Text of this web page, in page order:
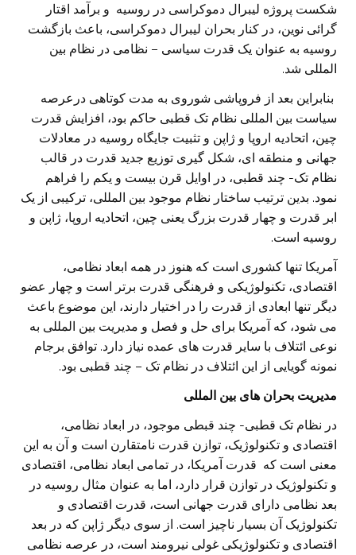
شکست پروژه لیبرال دموکراسی در روسیه و برآمد اقتار
گرائی نوین، در کنار بحران لیبرال دموکراسی، باعث بازگشت
روسیه به عنوان یک قدرت سیاسی – نظامی در نظام بین
المللی شد.
بنابراین بعد از فروپاشی شوروی به مدت کوتاهی درعرصه
سیاست بین المللی نظام تک قطبی حاکم بود، افزایش قدرت
چین، اتحادیه اروپا و ژاپن و تثبیت جایگاه روسیه در معادلات
جهانی و منطقه ای، شکل گیری توزیع جدید قدرت در قالب
نظام تک- چند قطبی، در اوایل قرن بیست و یکم را فراهم
نمود. بدین ترتیب ساختار نظام موجود بین المللی، ترکیبی از یک
ابر قدرت و چهار قدرت بزرگ یعنی چین، اتحادیه اروپا، ژاپن و
روسیه است.
آمریکا تنها کشوری است که هنوز در همه ابعاد نظامی،
اقتصادی، تکنولوژیکی و فرهنگی قدرت برتر است و چهار عضو
دیگر تنها ابعادی از قدرت را در اختیار دارند، این موضوع باعث
می شود، که آمریکا برای حل و فصل و مدیریت بین المللی به
نوعی ائتلاف با سایر قدرت های عمده نیاز دارد. توافق برجام
نمونه گویایی از این ائتلاف در نظام تک – چند قطبی بود.
مدیریت بحران های بین المللی
در نظام تک قطبی- چند قبطی موجود، در ابعاد نظامی،
اقتصادی و تکنولوژیک، توازن قدرت نامتقارن است و آن به این
معنی است که قدرت آمریکا، در تمامی ابعاد نظامی، اقتصادی
و تکنولوژیک در توازن قرار دارد، اما به عنوان مثال روسیه در
بعد نظامی دارای قدرت جهانی است، قدرت اقتصادی و
تکنولوژیک آن بسیار ناچیز است. از سوی دیگر ژاپن که در بعد
اقتصادی و تکنولوژیکی غولی نیرومند است، در عرصه نظامی